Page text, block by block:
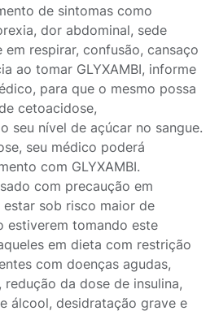
de sintomas como
dor abdominal, sede
respirar, confusão, cansaço
ao tomar GLYXAMBI, informe
para que o mesmo possa
cetoacidose,
seu nível de açúcar no sangue.
seu médico poderá
com GLYXAMBI.
com precaução em
sob risco maior de
estiverem tomando este
em dieta com restrição
com doenças agudas,
da dose de insulina,
álcool, desidratação grave e